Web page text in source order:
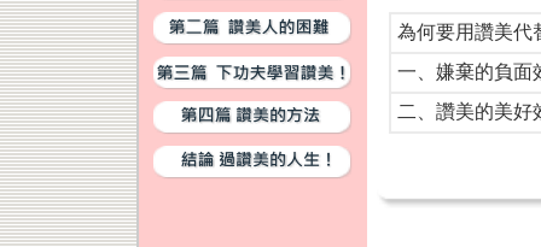
為何要用讚美代
一、嫌棄的負面
二、讚美的美好